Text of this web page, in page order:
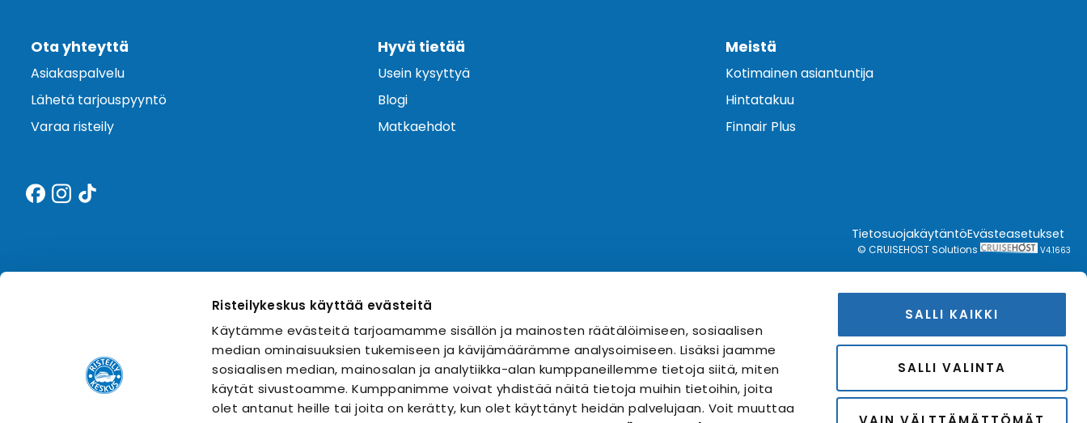
Risteilykeskus käyttää evästeitä
Käytämme evästeitä tarjoamamme sisällön ja mainosten räätälöimiseen, sosiaalisen
median ominaisuuksien tukemiseen ja kävijämäärämme analysoimiseen. Lisäksi jaamme
sosiaalisen median, mainosalan ja analytiikka-alan kumppaneillemme tietoja siitä, miten
käytät sivustoamme. Kumppanimme voivat yhdistää näitä tietoja muihin tietoihin, joita
olet antanut heille tai joita on kerätty, kun olet käyttänyt heidän palvelujaan. Voit muuttaa
SALLI KAIKKI
SALLI VALINTA
Ota yhteyttä
Asiakaspalvelu
Lähetä tarjouspyyntö
Varaa risteily
Hyvä tietää
Usein kysyttyä
Blogi
Matkaehdot
Meistä
Kotimainen asiantuntija
Hintatakuu
Finnair Plus
TietosuojakäytäntöEvästeasetukset
© CRUISEHOST Solutions V4.1663